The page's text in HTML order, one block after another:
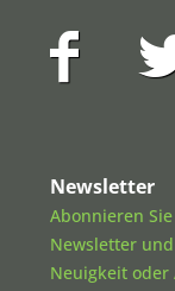
Newsletter
Abonnieren
Newsletter
Neuigkeit oder